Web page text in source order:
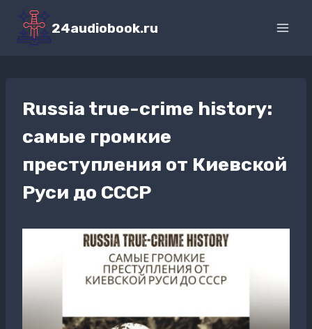
Перейти
содержимому
24audiobook.ru
Russia true-crime history:
самые громкие
преступления от Киевской
Руси до СССР